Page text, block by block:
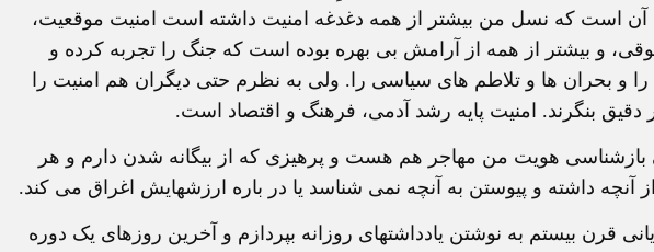
آن است که نسل من بیشتر از همه دغدغه امنیت داشته است امنیت موقعیت،
و بیشتر از همه از آرامش بی بهره بوده است که جنگ را تجربه کرده و
را و بحران ها و تلاطم های سیاسی را. ولی به نظرم حتی دیگران هم امنیت را
دقیق بنگرند. امنیت پایه رشد آدمی، فرهنگ و اقتصاد است.
بازشناسی هویت من مهاجر هم هست و پرهیزی که از بیگانه شدن دارم و هر
آنچه داشته و پیوستن به آنچه نمی شناسد یا در باره ارزشهایش اغراق می کند.
قرن بیستم به نوشتن یادداشتهای روزانه بپردازم و آخرین روزهای یک دوره